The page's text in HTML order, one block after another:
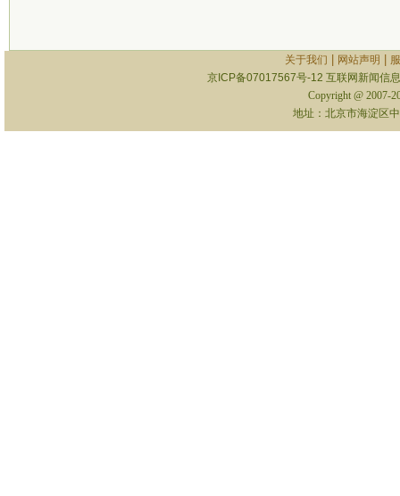
关于我们 网站声明
京ICP备07017567号-12 互联网新闻信
Copyright @ 2007-
地址：北京市海淀区